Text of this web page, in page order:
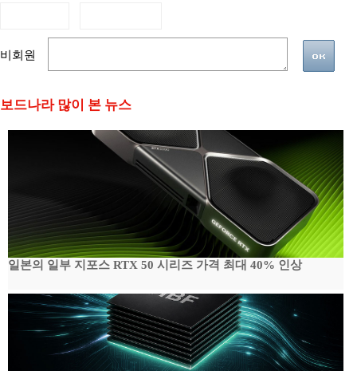
비회원
보드나라 많이 본 뉴스
일본의 일부 지포스 RTX 50 시리즈 가격 최대 40% 인상